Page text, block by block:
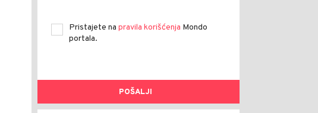
Pristajete na pravila korišćenja Mondo
portala.
POŠALJI